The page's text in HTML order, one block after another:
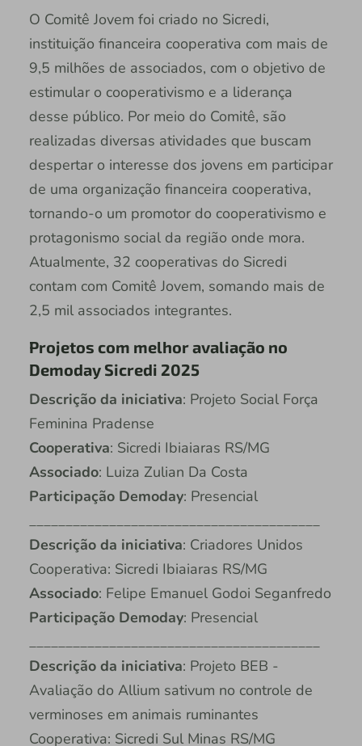
O Comitê Jovem foi criado no Sicredi,
instituição financeira cooperativa com mais de
9,5 milhões de associados, com o objetivo de
estimular o cooperativismo e a liderança
desse público. Por meio do Comitê, são
realizadas diversas atividades que buscam
despertar o interesse dos jovens em participar
de uma organização financeira cooperativa,
tornando-o um promotor do cooperativismo e
protagonismo social da região onde mora.
Atualmente, 32 cooperativas do Sicredi
contam com Comitê Jovem, somando mais de
2,5 mil associados integrantes.
Projetos com melhor avaliação no
Demoday Sicredi 2025
Descrição da iniciativa: Projeto Social Força
Feminina Pradense
Cooperativa: Sicredi Ibiaiaras RS/MG
Associado: Luiza Zulian Da Costa
Participação Demoday: Presencial
Descrição da iniciativa: Criadores Unidos
Cooperativa: Sicredi Ibiaiaras RS/MG
Associado: Felipe Emanuel Godoi Seganfredo
Participação Demoday: Presencial
Descrição da iniciativa: Projeto BEB -
Avaliação do Allium sativum no controle de
verminoses em animais ruminantes
Cooperativa: Sicredi Sul Minas RS/MG